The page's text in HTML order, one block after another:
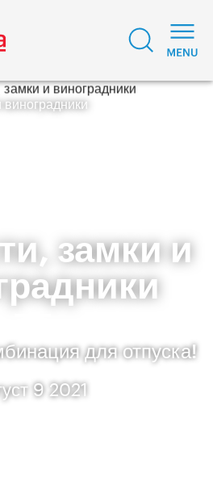
виноградники
замки и
для отпуска!
9 2021